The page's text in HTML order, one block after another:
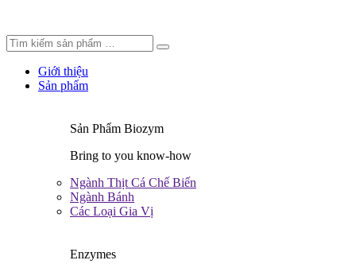
Giới thiệu
Sản phẩm
Sản Phẩm Biozym
Bring to you know-how
Ngành Thịt Cá Chế Biến
Ngành Bánh
Các Loại Gia Vị
Enzymes